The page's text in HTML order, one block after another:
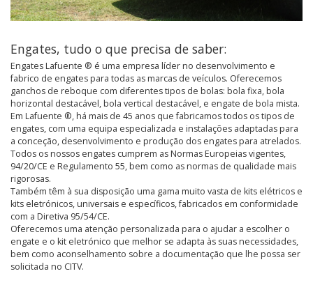
Engates, tudo o que precisa de saber:
Engates Lafuente ® é uma empresa líder no desenvolvimento e
fabrico de engates para todas as marcas de veículos. Oferecemos
ganchos de reboque com diferentes tipos de bolas: bola fixa, bola
horizontal destacável, bola vertical destacável, e engate de bola mista.
Em Lafuente ®, há mais de 45 anos que fabricamos todos os tipos de
engates, com uma equipa especializada e instalações adaptadas para
a conceção, desenvolvimento e produção dos engates para atrelados.
Todos os nossos engates cumprem as Normas Europeias vigentes,
94/20/CE e Regulamento 55, bem como as normas de qualidade mais
rigorosas.
Também têm à sua disposição uma gama muito vasta de kits elétricos e
kits eletrónicos, universais e específicos, fabricados em conformidade
com a Diretiva 95/54/CE.
Oferecemos uma atenção personalizada para o ajudar a escolher o
engate e o kit eletrónico que melhor se adapta às suas necessidades,
bem como aconselhamento sobre a documentação que lhe possa ser
solicitada no CITV.